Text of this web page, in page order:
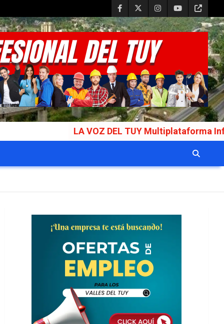
LA VOZ DEL TUY Multiplataforma Informativa